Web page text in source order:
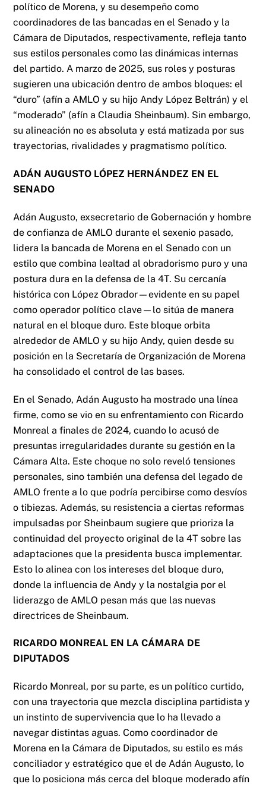
político de Morena, y su desempeño como
coordinadores de las bancadas en el Senado y la
Cámara de Diputados, respectivamente, refleja tanto
sus estilos personales como las dinámicas internas
del partido. A marzo de 2025, sus roles y posturas
sugieren una ubicación dentro de ambos bloques: el
“duro” (afín a AMLO y su hijo Andy López Beltrán) y el
“moderado” (afín a Claudia Sheinbaum). Sin embargo,
su alineación no es absoluta y está matizada por sus
trayectorias, rivalidades y pragmatismo político.
ADÁN AUGUSTO LÓPEZ HERNÁNDEZ EN EL
SENADO
Adán Augusto, exsecretario de Gobernación y hombre
de confianza de AMLO durante el sexenio pasado,
lidera la bancada de Morena en el Senado con un
estilo que combina lealtad al obradorismo puro y una
postura dura en la defensa de la 4T. Su cercanía
histórica con López Obrador—evidente en su papel
como operador político clave—lo sitúa de manera
natural en el bloque duro. Este bloque orbita
alrededor de AMLO y su hijo Andy, quien desde su
posición en la Secretaría de Organización de Morena
ha consolidado el control de las bases.
En el Senado, Adán Augusto ha mostrado una línea
firme, como se vio en su enfrentamiento con Ricardo
Monreal a finales de 2024, cuando lo acusó de
presuntas irregularidades durante su gestión en la
Cámara Alta. Este choque no solo reveló tensiones
personales, sino también una defensa del legado de
AMLO frente a lo que podría percibirse como desvíos
o tibiezas. Además, su resistencia a ciertas reformas
impulsadas por Sheinbaum sugiere que prioriza la
continuidad del proyecto original de la 4T sobre las
adaptaciones que la presidenta busca implementar.
Esto lo alinea con los intereses del bloque duro,
donde la influencia de Andy y la nostalgia por el
liderazgo de AMLO pesan más que las nuevas
directrices de Sheinbaum.
RICARDO MONREAL EN LA CÁMARA DE
DIPUTADOS
Ricardo Monreal, por su parte, es un político curtido,
con una trayectoria que mezcla disciplina partidista y
un instinto de supervivencia que lo ha llevado a
navegar distintas aguas. Como coordinador de
Morena en la Cámara de Diputados, su estilo es más
conciliador y estratégico que el de Adán Augusto, lo
que lo posiciona más cerca del bloque moderado afín